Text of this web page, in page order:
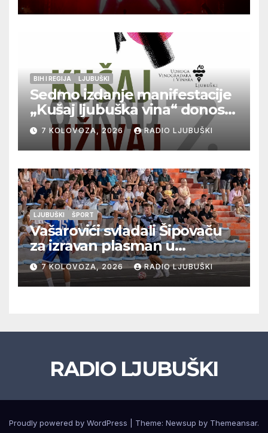
BIH I REGIJA LJUBUŠKI
Sedmo izdanje manifestacije
„Kušaj ljubuška vina“ donosi
vrhunska vina, gastronomiju i
glazbu
7 KOLOVOZA, 2026 RADIO LJUBUŠKI
LJUBUŠKI ŠPORT
Vašarovići svladali Šipovaču
za izravan plasman u
četvrtfinale, Grab izborio
prolazak dalje, Klobuk ispao,
večeras počinje četvrtfinale
7 KOLOVOZA, 2026 RADIO LJUBUŠKI
RADIO LJUBUŠKI
Proudly powered by WordPress Theme: Newsup by Themeansar.